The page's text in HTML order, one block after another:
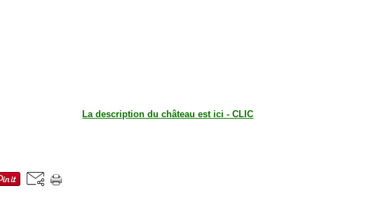
La description du château est ici - CLIC